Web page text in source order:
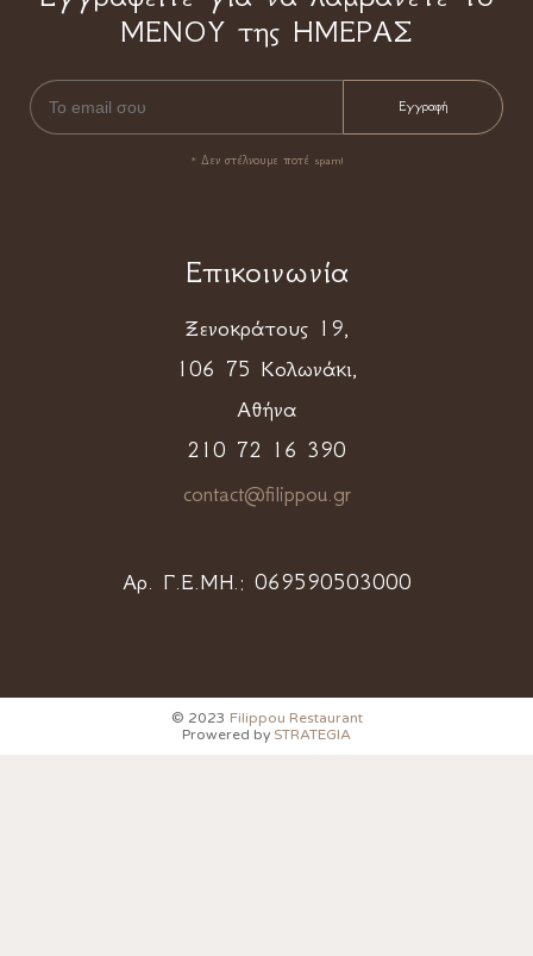
ΜΕΝΟΥ της ΗΜΕΡΑΣ
* Δεν στέλνουμε ποτέ spam!
Επικοινωνία
Ξενοκράτους 19,
106 75 Κολωνάκι,
Αθήνα
210 72 16 390
contact@filippou.gr
Αρ. Γ.Ε.ΜΗ.: 069590503000
© 2023 Filippou Restaurant
Prowered by STRATEGIA